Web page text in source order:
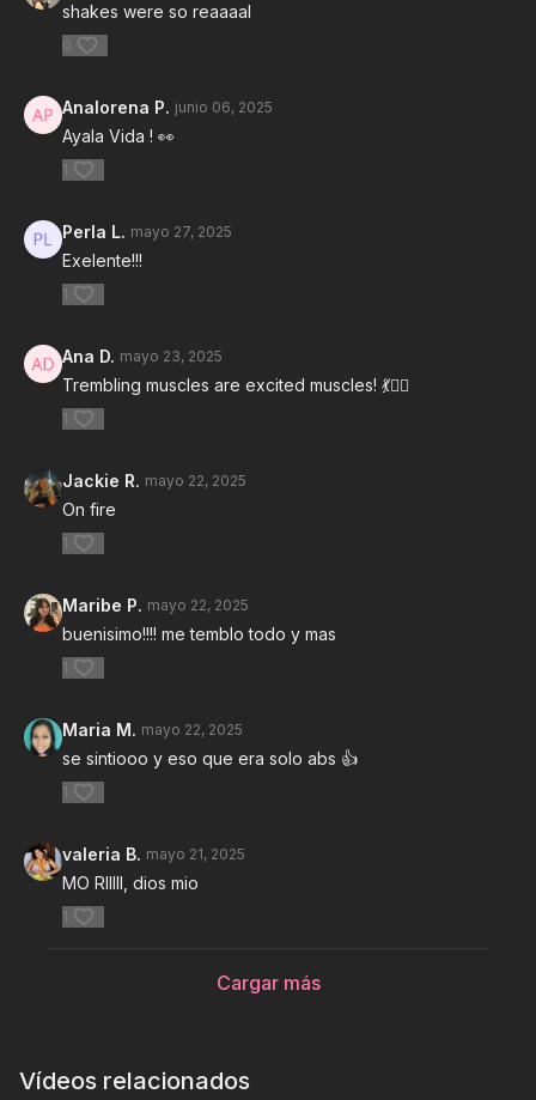
shakes were so reaaaal
0
Analorena P. junio 06, 2025
Ayala Vida ! 👀
1
Perla L. mayo 27, 2025
Exelente!!!
1
Ana D. mayo 23, 2025
Trembling muscles are excited muscles! 💃🤸‍♀️
1
Jackie R. mayo 22, 2025
On fire
1
Maribe P. mayo 22, 2025
buenisimo!!!! me temblo todo y mas
1
Maria M. mayo 22, 2025
se sintiooo y eso que era solo abs 👍
1
valeria B. mayo 21, 2025
MO RIIIII, dios mio
1
Cargar más
Vídeos relacionados